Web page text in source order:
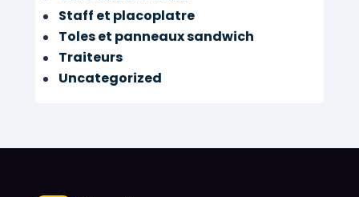
Staff et placoplatre
Toles et panneaux sandwich
Traiteurs
Uncategorized